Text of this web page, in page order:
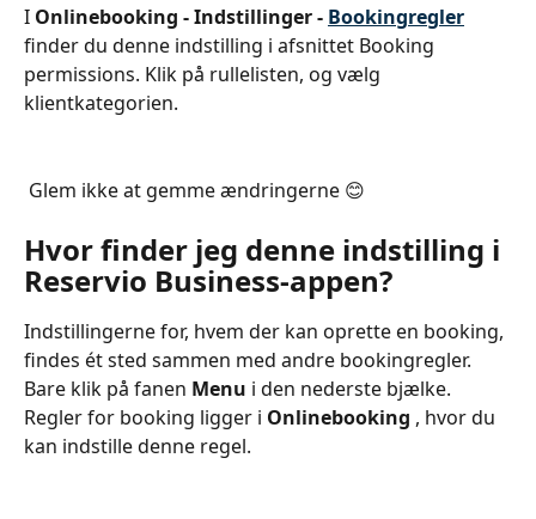
I Onlinebooking - Indstillinger - Bookingregler
finder du denne indstilling i afsnittet Booking
permissions. Klik på rullelisten, og vælg
klientkategorien.
Glem ikke at gemme ændringerne 😊
Hvor finder jeg denne indstilling i
Reservio Business-appen?
Indstillingerne for, hvem der kan oprette en booking,
findes ét sted sammen med andre bookingregler.
Bare klik på fanen Menu i den nederste bjælke.
Regler for booking ligger i Onlinebooking , hvor du
kan indstille denne regel.